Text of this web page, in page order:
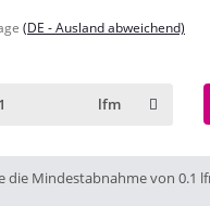
(DE - Ausland abweichend)
lfm
die Mindestabnahme von 0.1